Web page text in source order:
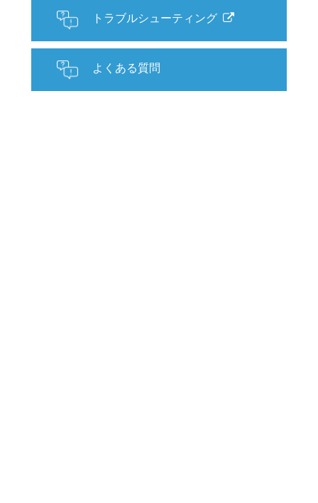
トラブルシューティング
よくある質問